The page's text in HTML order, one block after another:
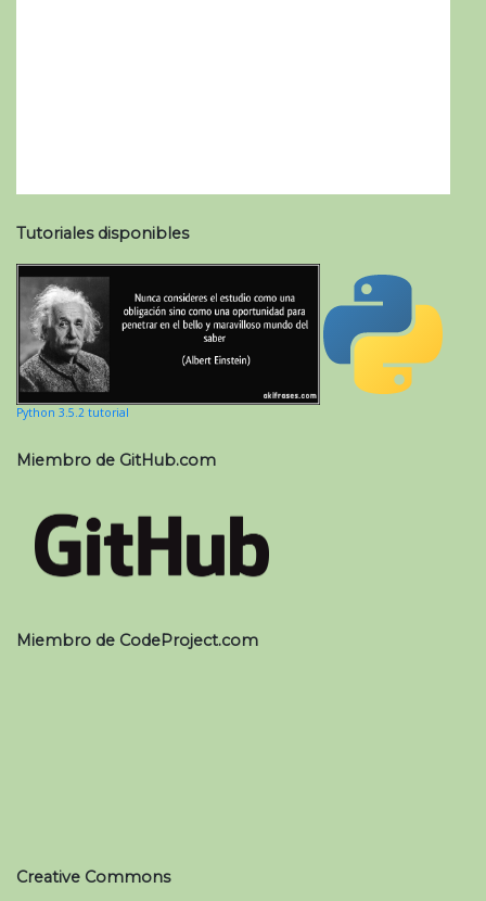
Tutoriales disponibles
Python 3.5.2 tutorial
Miembro de GitHub.com
Miembro de CodeProject.com
Creative Commons